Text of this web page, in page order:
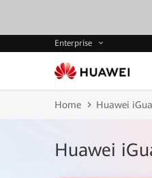
Enterprise
Home Huawei
Huawei